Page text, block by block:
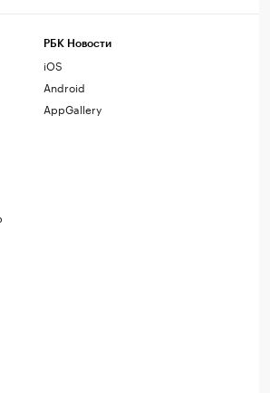
РБК Новости
iOS
Android
AppGallery